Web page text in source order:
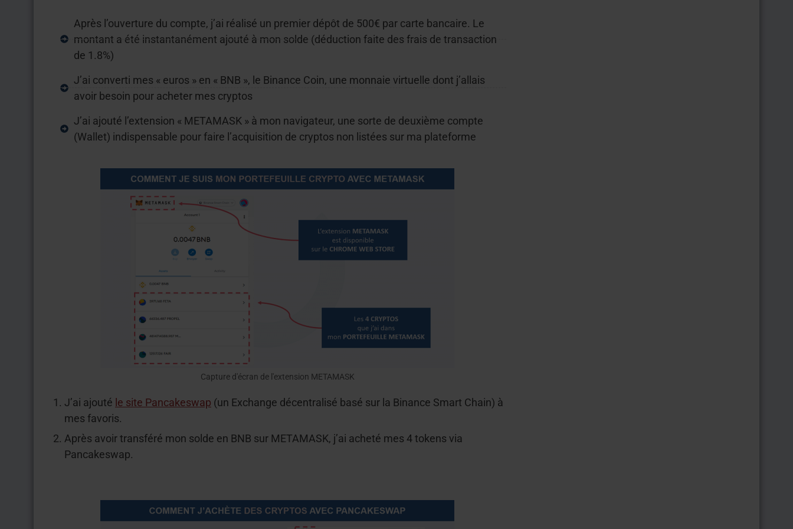
Après l’ouverture du compte, j’ai réalisé un premier dépôt de 500€ par carte bancaire. Le
montant a été instantanément ajouté à mon solde (déduction faite des frais de transaction
de 1.8%)
J’ai converti mes « euros » en « BNB », le Binance Coin, une monnaie virtuelle dont j’allais
avoir besoin pour acheter mes cryptos
J’ai ajouté l’extension « METAMASK » à mon navigateur, une sorte de deuxième compte
(Wallet) indispensable pour faire l’acquisition de cryptos non listées sur ma plateforme
Capture d'écran de l'extension METAMASK
J’ai ajouté le site Pancakeswap (un Exchange décentralisé basé sur la Binance Smart Chain) à
mes favoris.
Après avoir transféré mon solde en BNB sur METAMASK, j’ai acheté mes 4 tokens via
Pancakeswap.